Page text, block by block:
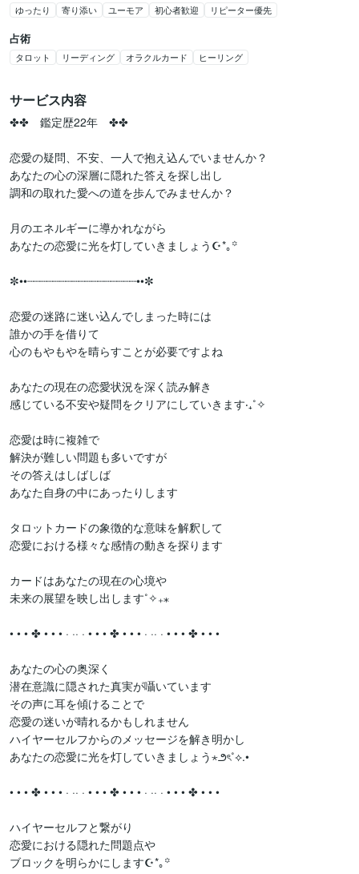
ゆったり 寄り添い ユーモア 初心者歓迎 リピーター優先
占術
タロット リーディング オラクルカード ヒーリング
サービス内容
✤✤　鑑定歴22年　✤✤
恋愛の疑問、不安、一人で抱え込んでいませんか？
あなたの心の深層に隠れた答えを探し出し
調和の取れた愛への道を歩んでみませんか？
月のエネルギーに導かれながら
あなたの恋愛に光を灯していきましょう☪︎*｡꙳
✼••┈┈┈┈┈┈┈┈┈┈┈┈┈┈┈┈┈••✼
恋愛の迷路に迷い込んでしまった時には
誰かの手を借りて
心のもやもやを晴らすことが必要ですよね
あなたの現在の恋愛状況を深く読み解き
感じている不安や疑問をクリアにしていきます‧₊˚✧
恋愛は時に複雑で
解決が難しい問題も多いですが
その答えはしばしば
あなた自身の中にあったりします
タロットカードの象徴的な意味を解釈して
恋愛における様々な感情の動きを探ります
カードはあなたの現在の心境や
未来の展望を映し出します˚✧₊⁎
• • • ✤ • • • · ·· · • • • ✤ • • • · ·· · • • • ✤ • • •
あなたの心の奥深く
潜在意識に隠された真実が囁いています
その声に耳を傾けることで
恋愛の迷いが晴れるかもしれません
ハイヤーセルフからのメッセージを解き明かし
あなたの恋愛に光を灯していきましょう⋆౨ৎ˚⟡.•
• • • ✤ • • • · ·· · • • • ✤ • • • · ·· · • • • ✤ • • •
ハイヤーセルフと繋がり
恋愛における隠れた問題点や
ブロックを明らかにします☪︎*｡꙳